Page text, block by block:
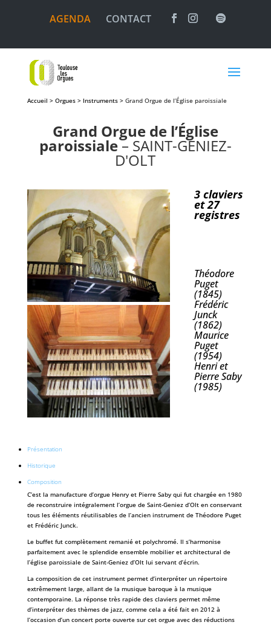
AGENDA CONTACT
Accueil > Orgues > Instruments > Grand Orgue de l’Église paroissiale
Grand Orgue de l’Église
paroissiale– SAINT-GENIEZ-
D'OLT
3 claviers
et 27
registres
Théodore
Puget
(1845)
Frédéric
Junck
(1862)
Maurice
Puget
(1954)
Henri et
Pierre Saby
(1985)
Présentation
Historique
Composition
C’est la manufacture d’orgue Henry et Pierre Saby qui fut chargée en 1980
de reconstruire intégralement l’orgue de Saint-Geniez d’Olt en conservant
tous les éléments réutilisables de l’ancien instrument de Théodore Puget
et Frédéric Junck.
Le buffet fut complètement remanié et polychromé. Il s’harmonise
parfaitement avec le splendide ensemble mobilier et architectural de
l’église paroissiale de Saint-Geniez d’Olt lui servant d’écrin.
La composition de cet instrument permet d’interpréter un répertoire
extrêmement large, allant de la musique baroque à la musique
contemporaine. La réponse très rapide des claviers permet même
d’interpréter des thèmes de jazz, comme cela a été fait en 2012 à
l’occasion d’un concert porte ouverte sur cet orgue avec des réductions